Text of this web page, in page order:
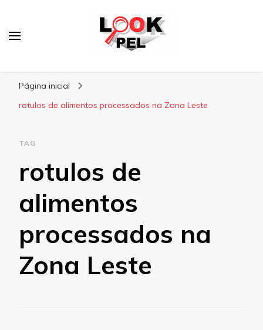
Página inicial
rotulos de alimentos processados na Zona Leste
TAG
rotulos de
alimentos
processados na
Zona Leste